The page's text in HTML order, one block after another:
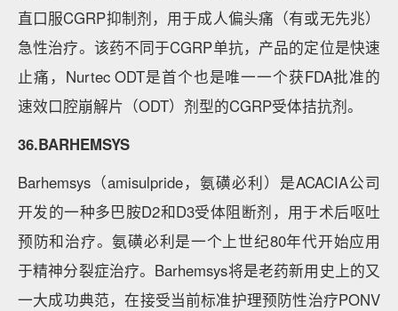
直口服CGRP抑制剂，用于成人偏头痛（有或无先兆）
急性治疗。该药不同于CGRP单抗，产品的定位是快速
止痛，Nurtec ODT是首个也是唯一一个获FDA批准的
速效口腔崩解片（ODT）剂型的CGRP受体拮抗剂。
36.BARHEMSYS
Barhemsys（amisulpride，氨磺必利）是ACACIA公司
开发的一种多巴胺D2和D3受体阻断剂，用于术后呕吐
预防和治疗。氨磺必利是一个上世纪80年代开始应用
于精神分裂症治疗。Barhemsys将是老药新用史上的又
一大成功典范，在接受当前标准护理预防性治疗PONV